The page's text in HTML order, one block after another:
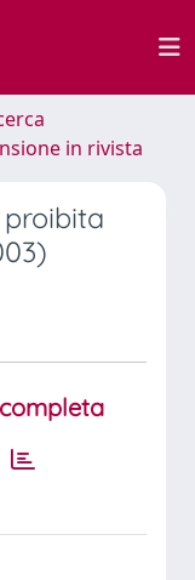
in rivista
proibita